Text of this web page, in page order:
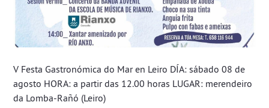
V Festa Gastronómica do Mar en Leiro DÍA: sábado 08 de
agosto HORA: a partir das 12.00 horas LUGAR: merendeiro
da Lomba-Rañó (Leiro)